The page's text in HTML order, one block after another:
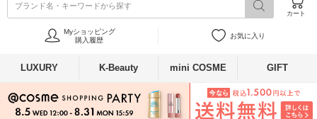
ブランド名・キーワードから探す
カート
Myショッピング
購入履歴
お気に入り
LUXURY K-Beauty mini COSME GIFT